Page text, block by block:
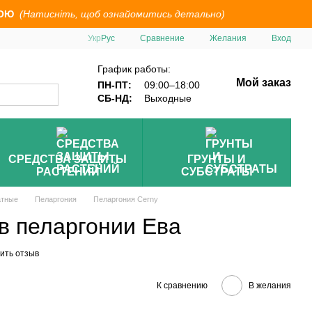
(Натисніть, щоб ознайомитись детально)
Укр Рус Сравнение Желания Вход
График работы:
ПН-ПТ:
09:00–18:00
СБ-НД:
Выходные
Мой заказ
СРЕДСТВА ЗАЩИТЫ
РАСТЕНИЙ
ГРУНТЫ И
СУБСТРАТЫ
Пеларгония Пеларгония Cerny
пеларгонии Ева
отзыв
К сравнению В желания